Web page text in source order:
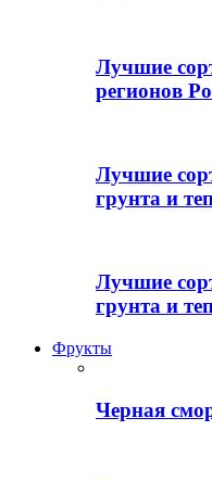
Лучшие
регионов
Лучшие
грунта и
Лучшие
грунта и
Фрукты
Черная